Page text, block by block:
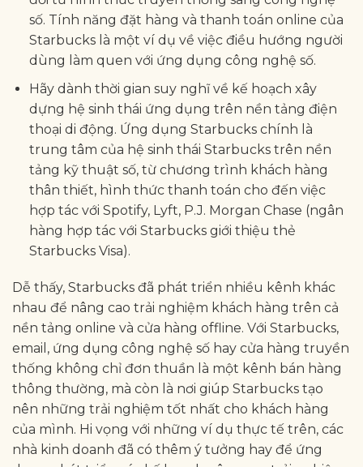
số. Tính năng đặt hàng và thanh toán online của
Starbucks là một ví dụ về việc điều hướng người
dùng làm quen với ứng dụng công nghệ số.
Hãy dành thời gian suy nghĩ về kế hoạch xây
dựng hệ sinh thái ứng dụng trên nền tảng điện
thoại di động. Ứng dụng Starbucks chính là
trung tâm của hệ sinh thái Starbucks trên nền
tảng kỹ thuật số, từ chương trình khách hàng
thân thiết, hình thức thanh toán cho đến việc
hợp tác với Spotify, Lyft, P.J. Morgan Chase (ngân
hàng hợp tác với Starbucks giới thiệu thẻ
Starbucks Visa).
Dễ thấy, Starbucks đã phát triển nhiều kênh khác
nhau để nâng cao trải nghiệm khách hàng trên cả
nền tảng online và cửa hàng offline. Với Starbucks,
email, ứng dụng công nghệ số hay cửa hàng truyền
thống không chỉ đơn thuần là một kênh bán hàng
thông thường, mà còn là nơi giúp Starbucks tạo
nên những trải nghiệm tốt nhất cho khách hàng
của mình. Hi vọng với những ví dụ thực tế trên, các
nhà kinh doanh đã có thêm ý tưởng hay để ứng